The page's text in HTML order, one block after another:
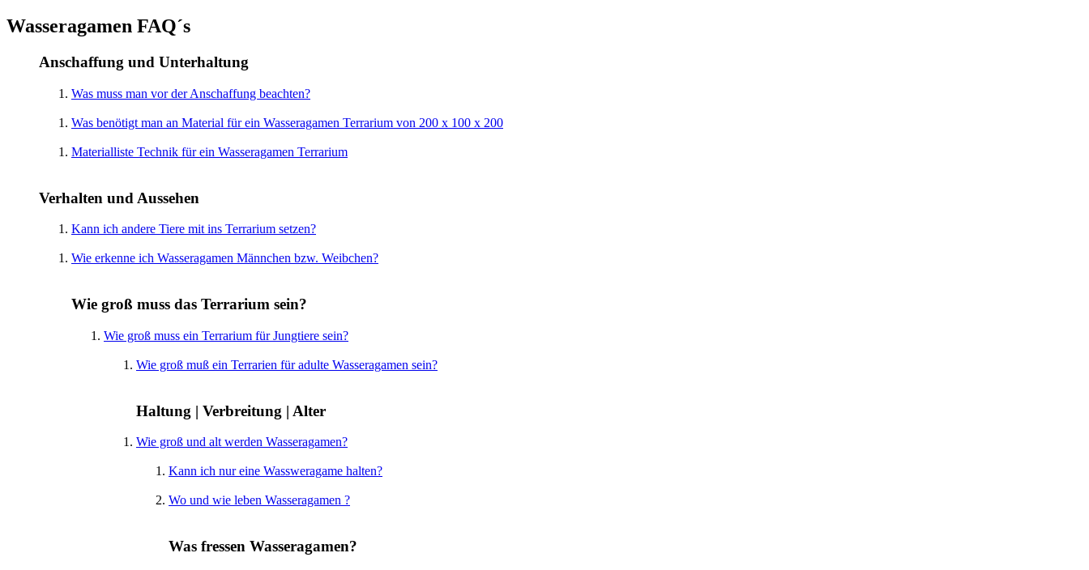
Wasseragamen FAQ´s
Anschaffung und Unterhaltung
Was muss man vor der Anschaffung beachten?
Was benötigt man an Material für ein Wasseragamen Terrarium von 200 x 100 x 200
Materialliste Technik für ein Wasseragamen Terrarium
Verhalten und Aussehen
Kann ich andere Tiere mit ins Terrarium setzen?
Wie erkenne ich Wasseragamen Männchen bzw. Weibchen?
Wie groß muss das Terrarium sein?
Wie groß muss ein Terrarium für Jungtiere sein?
Wie groß muß ein Terrarien für adulte Wasseragamen sein?
Haltung | Verbreitung | Alter
Wie groß und alt werden Wasseragamen?
Kann ich nur eine Wassweragame halten?
Wo und wie leben Wasseragamen ?
Was fressen Wasseragamen?